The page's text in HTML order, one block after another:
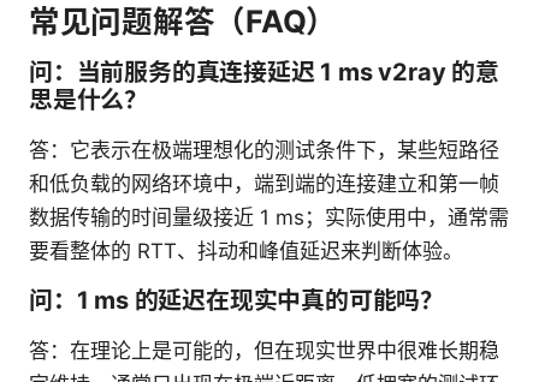
常见问题解答（FAQ）
问：当前服务的真连接延迟 1 ms v2ray 的意
思是什么？
答：它表示在极端理想化的测试条件下，某些短路径
和低负载的网络环境中，端到端的连接建立和第一帧
数据传输的时间量级接近 1 ms；实际使用中，通常需
要看整体的 RTT、抖动和峰值延迟来判断体验。
问：1 ms 的延迟在现实中真的可能吗？
答：在理论上是可能的，但在现实世界中很难长期稳